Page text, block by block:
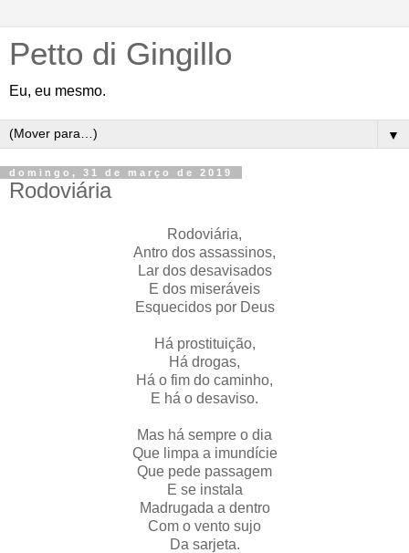
Petto di Gingillo
Eu, eu mesmo.
▼
domingo, 31 de março de 2019
Rodoviária
Rodoviária,
Antro dos assassinos,
Lar dos desavisados
E dos miseráveis
Esquecidos por Deus
Há prostituição,
Há drogas,
Há o fim do caminho,
E há o desaviso.
Mas há sempre o dia
Que limpa a imundície
Que pede passagem
E se instala
Madrugada a dentro
Com o vento sujo
Da sarjeta.